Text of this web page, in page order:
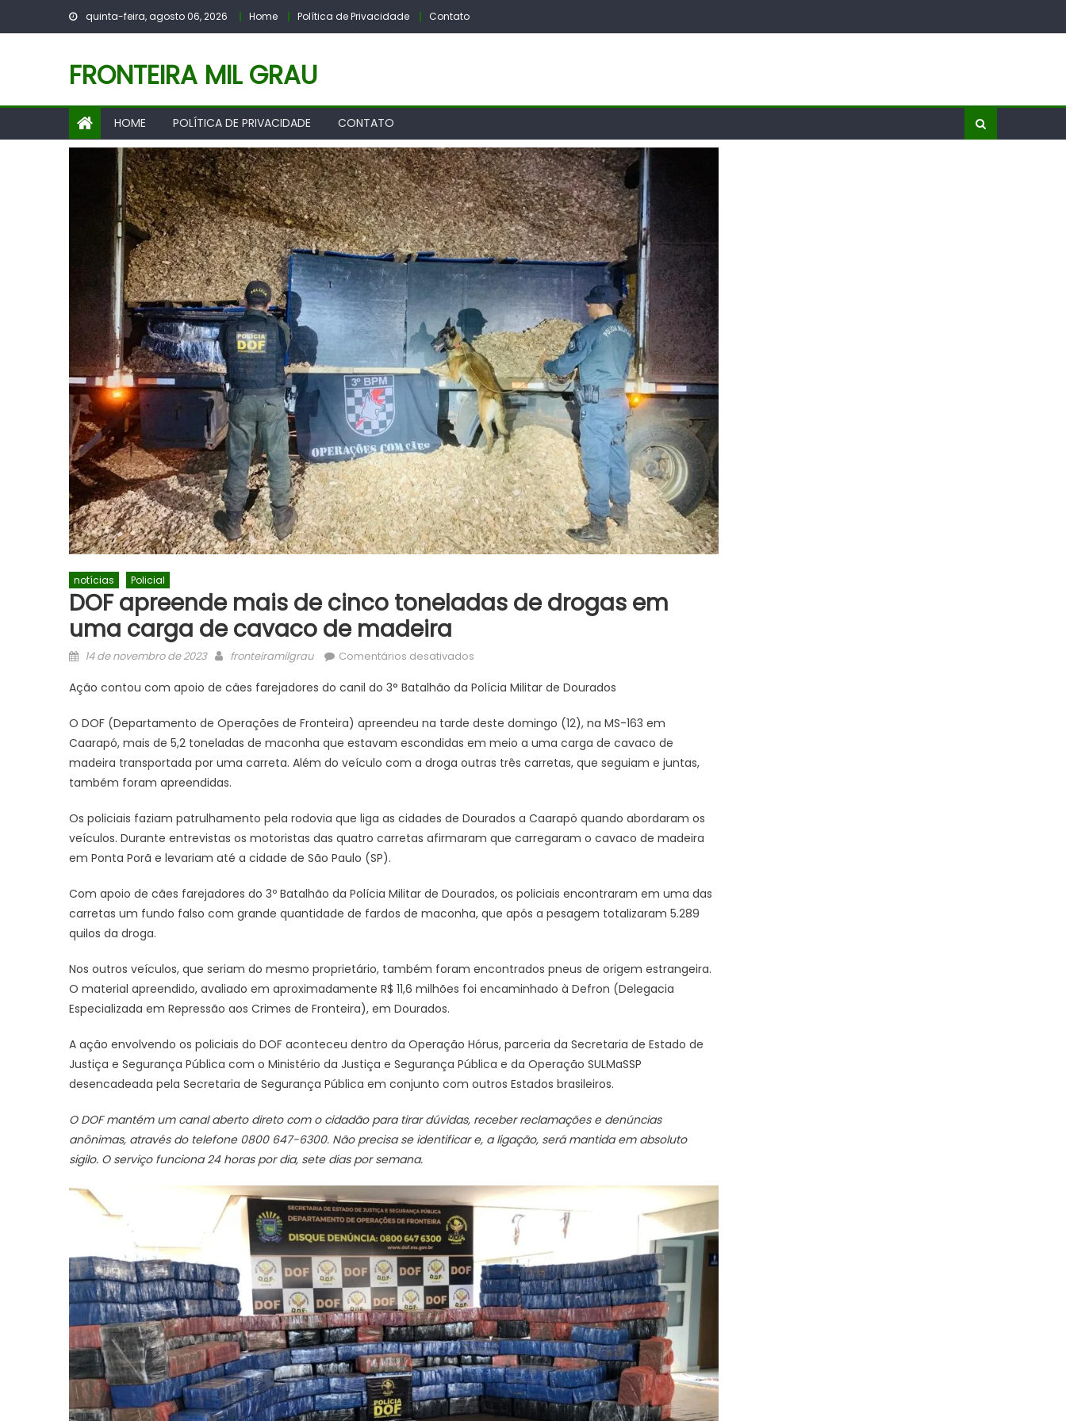
quinta-feira, agosto 06, 2026 Home Política de Privacidade Contato
FRONTEIRA MIL GRAU
HOME POLÍTICA DE PRIVACIDADE CONTATO
notícias Policial
DOF apreende mais de cinco toneladas de drogas em
uma carga de cavaco de madeira
Posted
14 de novembro de 2023 Author
fronteiramilgrau Comentários desativados
apreende
de
cinco
toneladas
em
uma
cavaco
de
Ação contou com apoio de cães farejadores do canil do 3° Batalhão da Polícia Militar de Dourados
O DOF (Departamento de Operações de Fronteira) apreendeu na tarde deste domingo (12), na MS-163 em
Caarapó, mais de 5,2 toneladas de maconha que estavam escondidas em meio a uma carga de cavaco de
madeira transportada por uma carreta. Além do veículo com a droga outras três carretas, que seguiam e juntas,
também foram apreendidas.
Os policiais faziam patrulhamento pela rodovia que liga as cidades de Dourados a Caarapó quando abordaram os
veículos. Durante entrevistas os motoristas das quatro carretas afirmaram que carregaram o cavaco de madeira
em Ponta Porã e levariam até a cidade de São Paulo (SP).
Com apoio de cães farejadores do 3º Batalhão da Polícia Militar de Dourados, os policiais encontraram em uma das
carretas um fundo falso com grande quantidade de fardos de maconha, que após a pesagem totalizaram 5.289
quilos da droga.
Nos outros veículos, que seriam do mesmo proprietário, também foram encontrados pneus de origem estrangeira.
O material apreendido, avaliado em aproximadamente R$ 11,6 milhões foi encaminhado à Defron (Delegacia
Especializada em Repressão aos Crimes de Fronteira), em Dourados.
A ação envolvendo os policiais do DOF aconteceu dentro da Operação Hórus, parceria da Secretaria de Estado de
Justiça e Segurança Pública com o Ministério da Justiça e Segurança Pública e da Operação SULMaSSP
desencadeada pela Secretaria de Segurança Pública em conjunto com outros Estados brasileiros.
O DOF mantém um canal aberto direto com o cidadão para tirar dúvidas, receber reclamações e denúncias
anônimas, através do telefone 0800 647-6300. Não precisa se identificar e, a ligação, será mantida em absoluto
sigilo. O serviço funciona 24 horas por dia, sete dias por semana.